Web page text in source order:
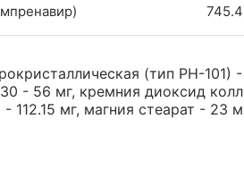
(тип РН-101) -
- 56 мг, кремния диоксид
112.15 мг, магния стеарат - 23